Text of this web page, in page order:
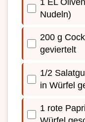
Nudeln)
200 g
geviertelt
1/2
in Würfel
1 rote